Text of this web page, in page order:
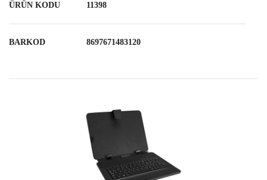
ÜRÜN KODU 11398
BARKOD 8697671483120